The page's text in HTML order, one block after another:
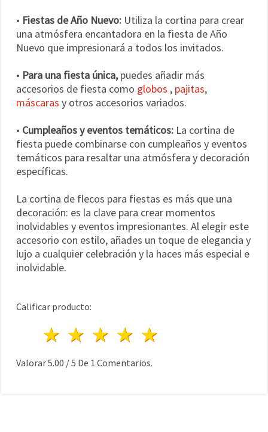
• Fiestas de Año Nuevo: Utiliza la cortina para crear
una atmósfera encantadora en la fiesta de Año
Nuevo que impresionará a todos los invitados.
• Para una fiesta única,puedes añadir más
accesorios de fiesta como globos , pajitas,
máscaras y otros accesorios variados.
• Cumpleaños y eventos temáticos: La cortina de
fiesta puede combinarse con cumpleaños y eventos
temáticos para resaltar una atmósfera y decoración
específicas.
La cortina de flecos para fiestas es más que una
decoración: es la clave para crear momentos
inolvidables y eventos impresionantes. Al elegir este
accesorio con estilo, añades un toque de elegancia y
lujo a cualquier celebración y la haces más especial e
inolvidable.
Calificar producto:
4 estrellas
3 estrellas
2 estrellas
1 estrella
Valorar5.00 /5 De 1 Comentarios.